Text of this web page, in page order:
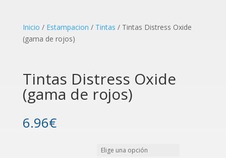
Inicio / Estampacion / Tintas / Tintas Distress Oxide
(gama de rojos)
Tintas Distress Oxide
(gama de rojos)
6.96€